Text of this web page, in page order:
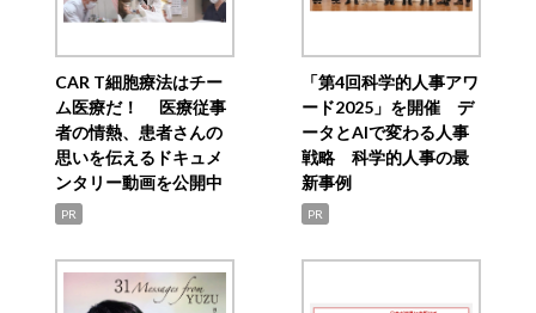
CAR T細胞療法はチー
ム医療だ！ 医療従事
者の情熱、患者さんの
思いを伝えるドキュメ
ンタリー動画を公開中
PR
「第4回科学的人事アワ
ード2025」を開催 デ
ータとAIで変わる人事
戦略 科学的人事の最
新事例
PR